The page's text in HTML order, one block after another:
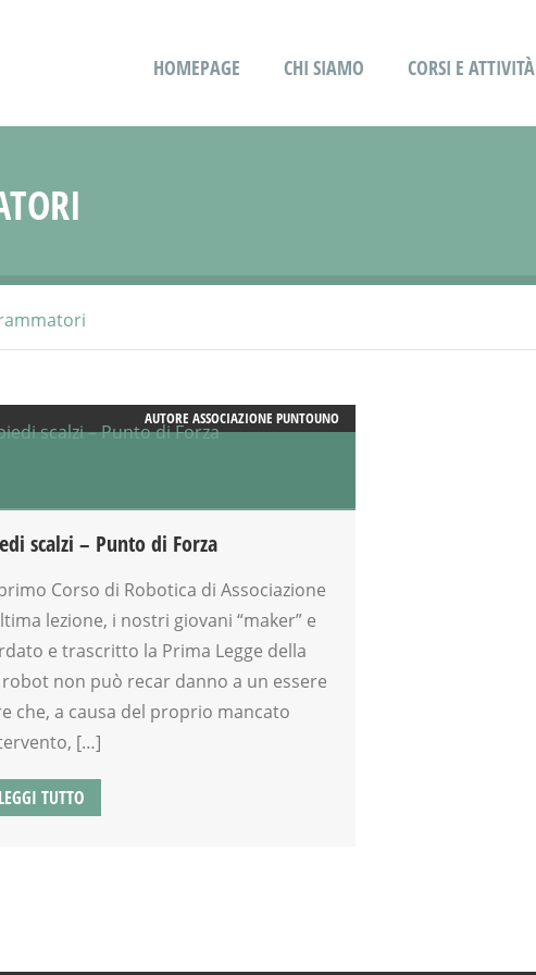
HOMEPAGE CHI SIAMO CORSI E ATTIVITÀ
AUTOREASSOCIAZIONE PUNTOUNO
scalzi – Punto di Forza
Corso di Robotica di Associazione
lezione, i nostri giovani “maker” e
e trascritto la Prima Legge della
robot non può recar danno a un essere
che, a causa del proprio mancato
[…]
LEGGI TUTTO